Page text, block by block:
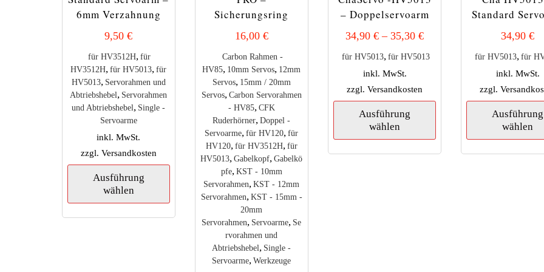
6mm Verzahnung
9,50€
für HV3512H, für
HV3512H, für HV5013, für
HV5013, Servorahmen und
Abtriebshebel, Servorahmen
und Abtriebshebel, Single -
Servoarme
inkl. MwSt.
zzgl. Versandkosten
Ausführung
wählen
Dieses
mehrere
Varianten
Sicherungsring
16,00 €
Carbon Rahmen -
HV85, 10mm Servos, 12mm
Servos, 15mm / 20mm
Servos, Carbon Servorahmen
- HV85, CFK
Ruderhörner, Doppel -
Servoarme, für HV120, für
HV120, für HV3512H, für
HV5013, Gabelkopf, Gabelkö
pfe, KST - 10mm
Servorahmen, KST - 12mm
Servorahmen, KST - 15mm -
20mm
Servorahmen, Servoarme, Se
rvorahmen und
Abtriebshebel, Single -
Servoarme, Werkzeuge
– Doppelservoarm
34,90€ –35,30€
für HV5013, für HV5013
inkl. MwSt.
zzgl.Versandkosten
Ausführung
wählen
Dieses
mehrere
Varianten
Standard
34,90€
für HV5013, für
inkl. MwSt.
zzgl.
Ausführung
wählen